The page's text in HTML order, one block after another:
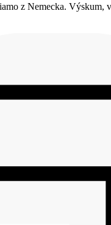
z Nemecka. Výskum,